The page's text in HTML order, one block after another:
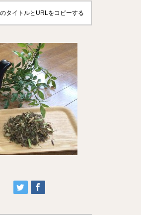
タイトルとURLをコピーする